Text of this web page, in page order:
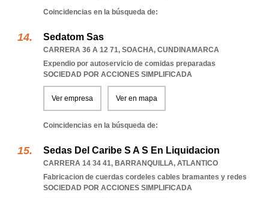
Coincidencias en la búsqueda de:
Sedatom Sas
CARRERA 36 A 12 71, SOACHA, CUNDINAMARCA
Expendio por autoservicio de comidas preparadas
SOCIEDAD POR ACCIONES SIMPLIFICADA
Ver empresa Ver en mapa
Coincidencias en la búsqueda de:
Sedas Del Caribe S A S En Liquidacion
CARRERA 14 34 41, BARRANQUILLA, ATLANTICO
Fabricacion de cuerdas cordeles cables bramantes y redes
SOCIEDAD POR ACCIONES SIMPLIFICADA